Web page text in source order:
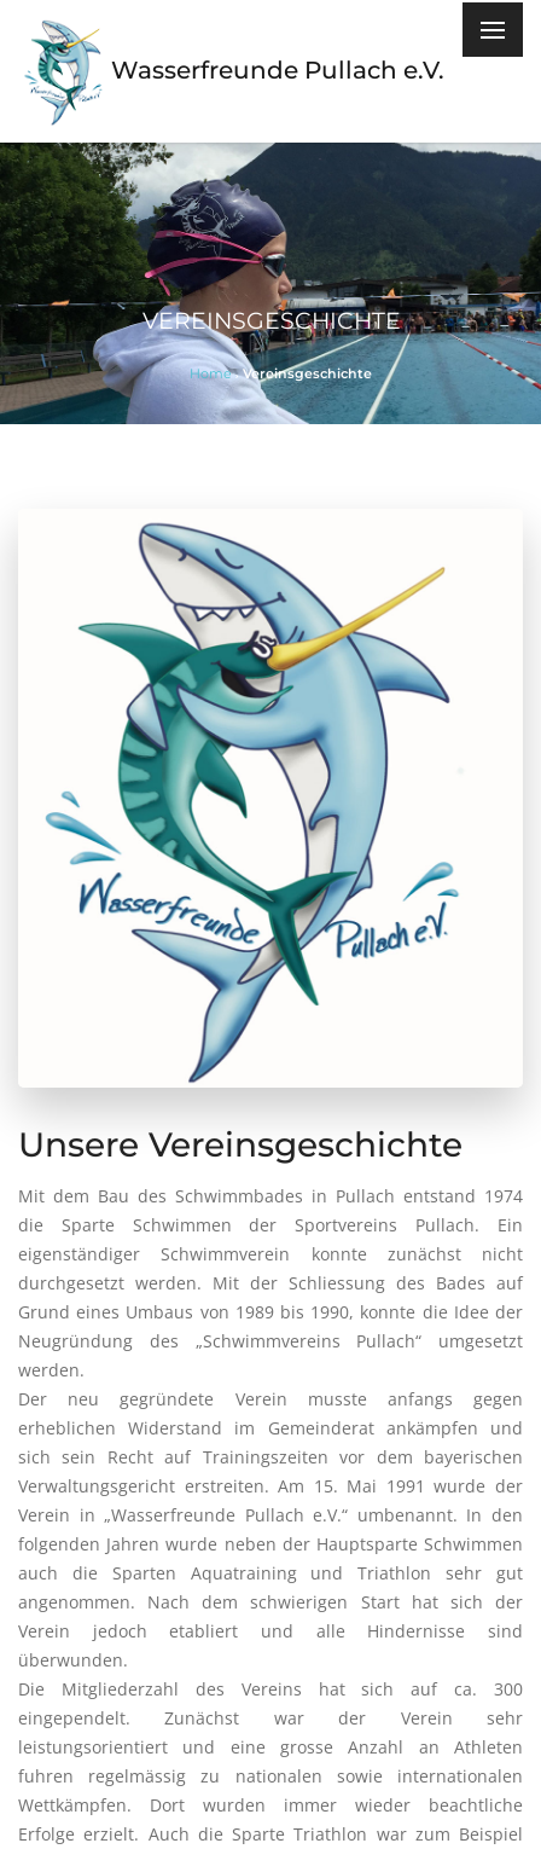
Wasserfreunde Pullach e.V.
VEREINSGESCHICHTE
Home Vereinsgeschichte
Unsere Vereinsgeschichte
Mit dem Bau des Schwimmbades in Pullach entstand 1974
die Sparte Schwimmen der Sportvereins Pullach. Ein
eigenständiger Schwimmverein konnte zunächst nicht
durchgesetzt werden. Mit der Schliessung des Bades auf
Grund eines Umbaus von 1989 bis 1990, konnte die Idee der
Neugründung des „Schwimmvereins Pullach“ umgesetzt
werden.
Der neu gegründete Verein musste anfangs gegen
erheblichen Widerstand im Gemeinderat ankämpfen und
sich sein Recht auf Trainingszeiten vor dem bayerischen
Verwaltungsgericht erstreiten. Am 15. Mai 1991 wurde der
Verein in „Wasserfreunde Pullach e.V.“ umbenannt. In den
folgenden Jahren wurde neben der Hauptsparte Schwimmen
auch die Sparten Aquatraining und Triathlon sehr gut
angenommen. Nach dem schwierigen Start hat sich der
Verein jedoch etabliert und alle Hindernisse sind
überwunden.
Die Mitgliederzahl des Vereins hat sich auf ca. 300
eingependelt. Zunächst war der Verein sehr
leistungsorientiert und eine grosse Anzahl an Athleten
fuhren regelmässig zu nationalen sowie internationalen
Wettkämpfen. Dort wurden immer wieder beachtliche
Erfolge erzielt. Auch die Sparte Triathlon war zum Beispiel